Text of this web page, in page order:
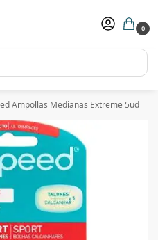
0
-30%
(compras superiores a 150€)
Ampollas Medianas Extreme 5ud